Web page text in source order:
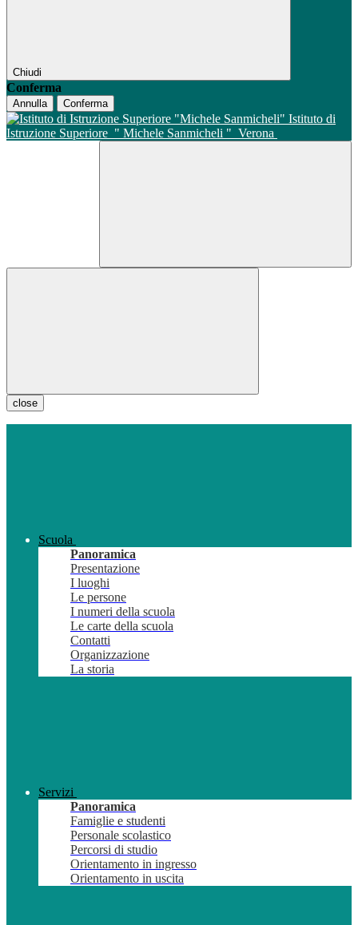
Chiudi
Conferma
Annulla Conferma
Istituto di
Istruzione Superiore " Michele Sanmicheli " Verona
close
Scuola
Panoramica
Presentazione
I luoghi
Le persone
I numeri della scuola
Le carte della scuola
Contatti
Organizzazione
La storia
Servizi
Panoramica
Famiglie e studenti
Personale scolastico
Percorsi di studio
Orientamento in ingresso
Orientamento in uscita